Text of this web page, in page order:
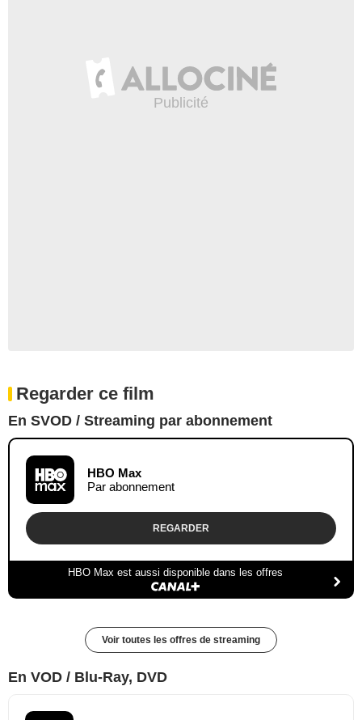
Regarder ce film
En SVOD / Streaming par abonnement
HBO Max
Par abonnement
REGARDER
HBO Max est aussi disponible dans les offres
Voir toutes les offres de streaming
En VOD / Blu-Ray, DVD